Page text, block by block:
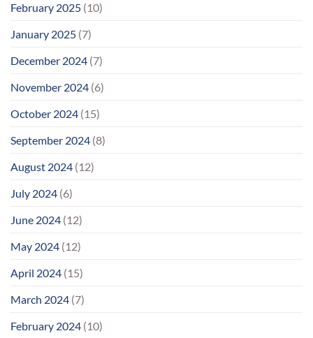
February 2025 (10)
January 2025 (7)
December 2024 (7)
November 2024 (6)
October 2024 (15)
September 2024 (8)
August 2024 (12)
July 2024 (6)
June 2024 (12)
May 2024 (12)
April 2024 (15)
March 2024 (7)
February 2024 (10)